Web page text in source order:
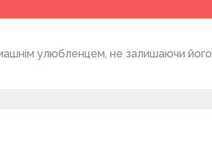
улюбленцем, не залишаючи його